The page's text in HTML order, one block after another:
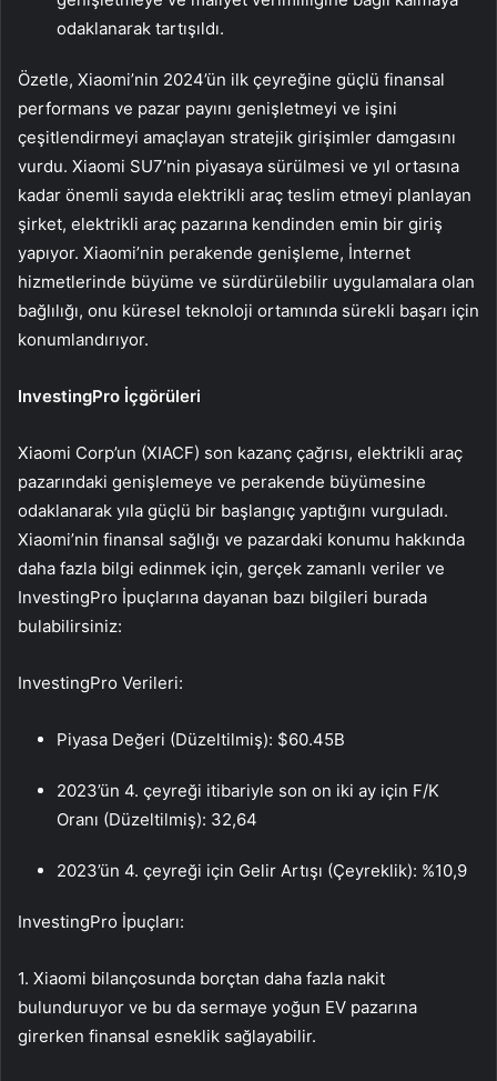
odaklanarak tartışıldı.
Özetle, Xiaomi’nin 2024’ün ilk çeyreğine güçlü finansal
performans ve pazar payını genişletmeyi ve işini
çeşitlendirmeyi amaçlayan stratejik girişimler damgasını
vurdu. Xiaomi SU7’nin piyasaya sürülmesi ve yıl ortasına
kadar önemli sayıda elektrikli araç teslim etmeyi planlayan
şirket, elektrikli araç pazarına kendinden emin bir giriş
yapıyor. Xiaomi’nin perakende genişleme, İnternet
hizmetlerinde büyüme ve sürdürülebilir uygulamalara olan
bağlılığı, onu küresel teknoloji ortamında sürekli başarı için
konumlandırıyor.
InvestingPro İçgörüleri
Xiaomi Corp’un (XIACF) son kazanç çağrısı, elektrikli araç
pazarındaki genişlemeye ve perakende büyümesine
odaklanarak yıla güçlü bir başlangıç yaptığını vurguladı.
Xiaomi’nin finansal sağlığı ve pazardaki konumu hakkında
daha fazla bilgi edinmek için, gerçek zamanlı veriler ve
InvestingPro İpuçlarına dayanan bazı bilgileri burada
bulabilirsiniz:
InvestingPro Verileri:
Piyasa Değeri (Düzeltilmiş): $60.45B
2023’ün 4. çeyreği itibariyle son on iki ay için F/K
Oranı (Düzeltilmiş): 32,64
2023’ün 4. çeyreği için Gelir Artışı (Çeyreklik): %10,9
InvestingPro İpuçları:
1. Xiaomi bilançosunda borçtan daha fazla nakit
bulunduruyor ve bu da sermaye yoğun EV pazarına
girerken finansal esneklik sağlayabilir.